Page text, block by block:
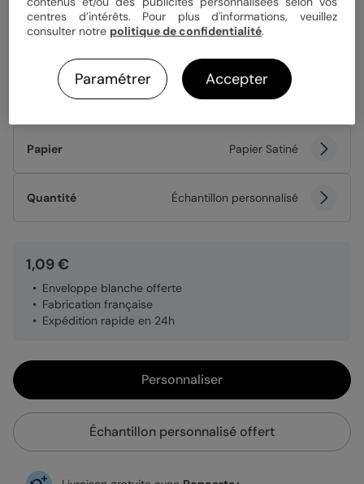
Format 10x15 cm
Papier Papier Satiné
Quantité Échantillon personnalisé
1,09 €
Enveloppe blanche offerte
Fabrication française
Expédition rapide en 24h
Personnaliser
Échantillon personnalisé offert
centres d’intérêts. Pour plus d'informations, veuillez
consulter notre politique de confidentialité.
Paramétrer Accepter